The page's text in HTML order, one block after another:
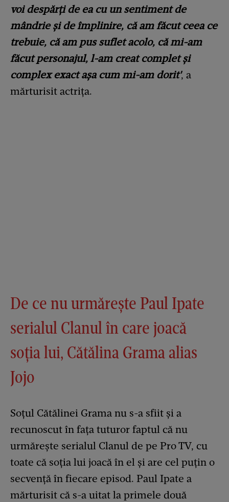
voi despărți de ea cu un sentiment de
mândrie și de împlinire, că am făcut ceea ce
trebuie, că am pus suflet acolo, că mi-am
făcut personajul, l-am creat complet și
complex exact așa cum mi-am dorit', a
mărturisit actrița.
De ce nu urmărește Paul Ipate
serialul Clanul în care joacă
soția lui, Cătălina Grama alias
Jojo
Soțul Cătălinei Grama nu s-a sfiit și a
recunoscut în fața tuturor faptul că nu
urmărește serialul Clanul de pe Pro TV, cu
toate că soția lui joacă în el și are cel puțin o
secvență în fiecare episod. Paul Ipate a
mărturisit că s-a uitat la primele două